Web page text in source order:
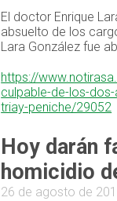
El doctor Enrique
absuelto de los
Lara González fue
https://
culpable-de-los-
triay-peniche/29052
Hoy darán
homicidio
26 de agosto de